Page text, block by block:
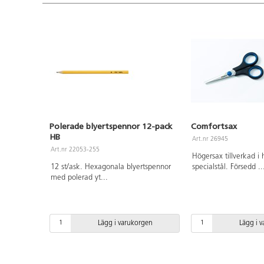
Polerade blyertspennor 12-pack
HB
Art.nr 22053-255
12 st/ask. Hexagonala blyertspennor
med polerad yt...
Lägg i varukorgen
Comfortsax
Art.nr 26945
Högersax tillverkad i
specialstål. Försedd ...
Lägg i